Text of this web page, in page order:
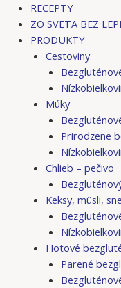
RECEPTY
ZO SVETA BEZ
PRODUKTY
Cestoviny
Múky
Prirodzene
Chlieb – pečivo
Keksy, müsli,
Hotové
Parené